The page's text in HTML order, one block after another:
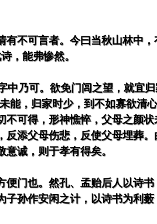
不可言者。今曰当秋山林中
，能弗惨然。
乃可。欲免门闾之望，就宜归
能，归家时少，到不如寡欲清
可得，形神憔悴，父母之颜状
添父母伤悲，反使父母埋葬
诚，则于孝有得矣。
门也。然孔、孟贻后人以诗
孙作安闲之计，以诗书为利薮